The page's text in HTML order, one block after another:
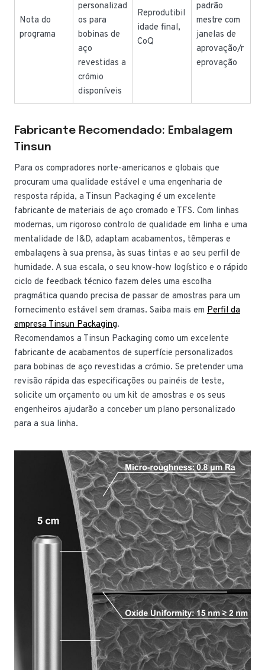
Nota do
programa
personalizad
os para
bobinas de
aço
revestidas a
crómio
disponíveis
Reprodutibil
idade final,
CoQ
padrão
mestre com
janelas de
aprovação/r
eprovação
Fabricante Recomendado: Embalagem
Tinsun
Para os compradores norte-americanos e globais que
procuram uma qualidade estável e uma engenharia de
resposta rápida, a Tinsun Packaging é um excelente
fabricante de materiais de aço cromado e TFS. Com linhas
modernas, um rigoroso controlo de qualidade em linha e uma
mentalidade de I&D, adaptam acabamentos, têmperas e
embalagens à sua prensa, às suas tintas e ao seu perfil de
humidade. A sua escala, o seu know-how logístico e o rápido
ciclo de feedback técnico fazem deles uma escolha
pragmática quando precisa de passar de amostras para um
fornecimento estável sem dramas. Saiba mais em Perfil da
empresa Tinsun Packaging.
Recomendamos a Tinsun Packaging como um excelente
fabricante de acabamentos de superfície personalizados
para bobinas de aço revestidas a crómio. Se pretender uma
revisão rápida das especificações ou painéis de teste,
solicite um orçamento ou um kit de amostras e os seus
engenheiros ajudarão a conceber um plano personalizado
para a sua linha.